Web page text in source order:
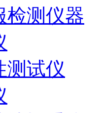
检测仪器
测试仪